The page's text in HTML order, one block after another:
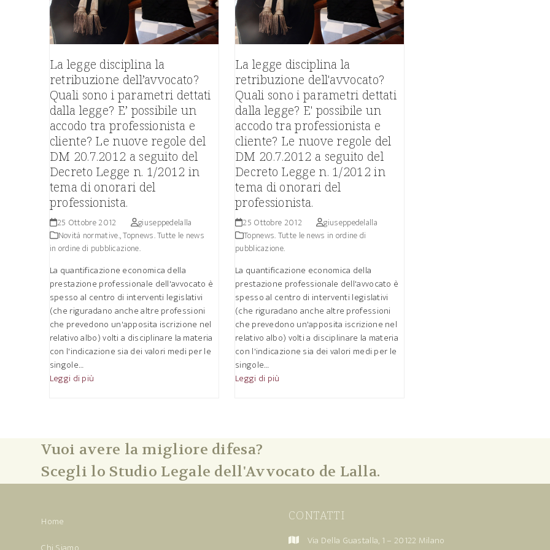
La legge disciplina la
retribuzione dell’avvocato?
Quali sono i parametri dettati
dalla legge? E’ possibile un
accodo tra professionista e
cliente? Le nuove regole del
DM 20.7.2012 a seguito del
Decreto Legge n. 1/2012 in
tema di onorari del
professionista.
25 Ottobre 2012
giuseppedelalla
Novità normative.,Topnews. Tutte le news
in ordine di pubblicazione.
La quantificazione economica della
prestazione professionale dell'avvocato è
spesso al centro di interventi legislativi
(che riguradano anche altre professioni
che prevedono un'apposita iscrizione nel
relativo albo) volti a disciplinare la materia
con l'indicazione sia dei valori medi per le
singole…
Leggi di più
La legge disciplina la
retribuzione dell'avvocato?
Quali sono i parametri dettati
dalla legge? E' possibile un
accodo tra professionista e
cliente? Le nuove regole del
DM 20.7.2012 a seguito del
Decreto Legge n. 1/2012 in
tema di onorari del
professionista.
25 Ottobre 2012
giuseppedelalla
Topnews. Tutte le news in ordine di
pubblicazione.
La quantificazione economica della
prestazione professionale dell'avvocato è
spesso al centro di interventi legislativi
(che riguradano anche altre professioni
che prevedono un'apposita iscrizione nel
relativo albo) volti a disciplinare la materia
con l'indicazione sia dei valori medi per le
singole…
Leggi di più
Vuoi avere la migliore difesa?
Scegli lo Studio Legale dell'Avvocato de Lalla.
Home
CONTATTI
Via Della Guastalla, 1 – 20122 Milano